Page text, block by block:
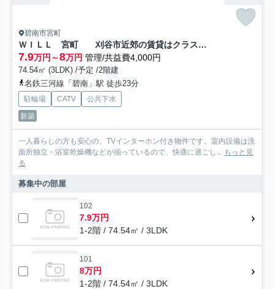
碧南市宮町
ＷＩＬＬ 宮町 刈谷市近郊の賃貸はクラスホーム刈谷店
7.9万円～8万円 管理/共益費4,000円
74.54㎡ (3LDK) /予定 /2階建
名鉄三河線「碧南」駅 徒歩23分
駐輪場 CATV
公共下水
新築
一人暮らしの方も安心の、TVインターホン付き物件です。室内設備は洗
面所独立・浴室乾燥機などが揃っているので、快適に過ごし...
もっと見
る
募集中の部屋
102
7.9万円
1-2階 / 74.54㎡ / 3LDK
101
8万円
1-2階 / 74.54㎡ / 3LDK